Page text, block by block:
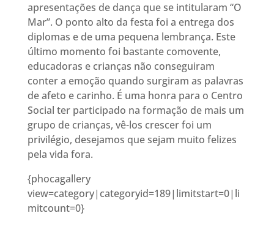
apresentações de dança que se intitularam “O
Mar”. O ponto alto da festa foi a entrega dos
diplomas e de uma pequena lembrança. Este
último momento foi bastante comovente,
educadoras e crianças não conseguiram
conter a emoção quando surgiram as palavras
de afeto e carinho. É uma honra para o Centro
Social ter participado na formação de mais um
grupo de crianças, vê-los crescer foi um
privilégio, desejamos que sejam muito felizes
pela vida fora.
{phocagallery
view=category|categoryid=189|limitstart=0|li
mitcount=0}